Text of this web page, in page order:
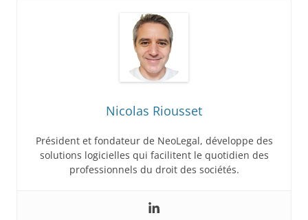
Nicolas Riousset
Président et fondateur de NeoLegal, développe des
solutions logicielles qui facilitent le quotidien des
professionnels du droit des sociétés.